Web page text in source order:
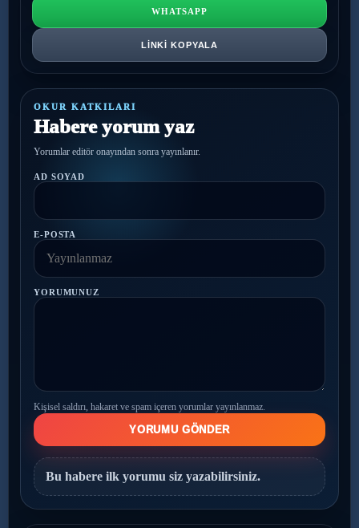
WHATSAPP
LINKI KOPYALA
OKUR KATKILARI
Habere yorum yaz
Yorumlar editör onayından sonra yayınlanır.
AD SOYAD
E-POSTA
YORUMUNUZ
Kişisel saldırı, hakaret ve spam içeren yorumlar yayınlanmaz.
YORUMU GÖNDER
Bu habere ilk yorumu siz yazabilirsiniz.